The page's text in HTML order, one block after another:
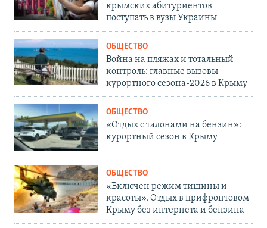
крымских абитуриентов
поступать в вузы Украины
ОБЩЕСТВО
Война на пляжах и тотальный
контроль: главные вызовы
курортного сезона-2026 в Крыму
ОБЩЕСТВО
«Отдых с талонами на бензин»:
курортный сезон в Крыму
ОБЩЕСТВО
«Включен режим тишины и
красоты». Отдых в прифронтовом
Крыму без интернета и бензина